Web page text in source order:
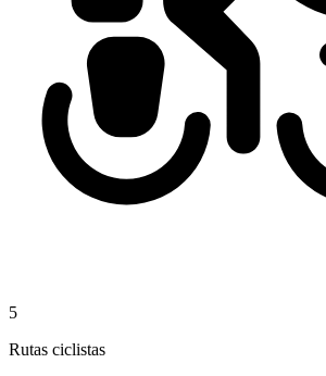
5
Rutas ciclistas